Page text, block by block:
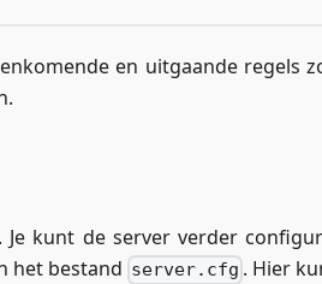
en uitgaande regels
kunt de server verder
het bestand server.cfg . Hier